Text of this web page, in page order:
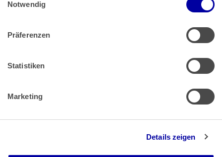
Impressum
Notwendig
Präferenzen
Statistiken
Marketing
Details zeigen
Muster Widerrufsformular (PDF)
Barrierefreiheit